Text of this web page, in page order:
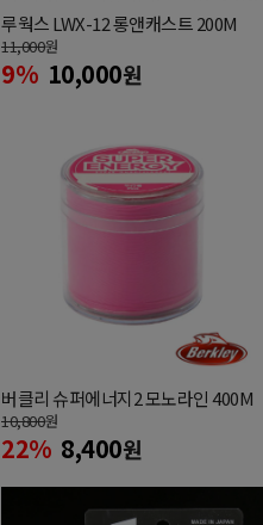
루웍스 LWX-12 롱앤캐스트 200M
11,000원
9% 10,000원
버클리 슈퍼에너지2 모노라인 400M
10,800원
22% 8,400원